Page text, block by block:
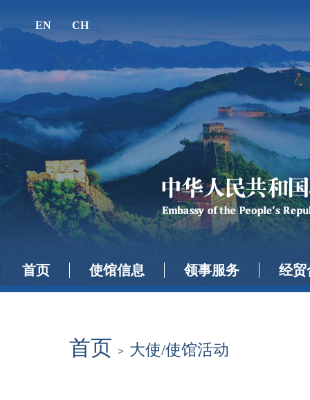
EN CH
首页 使馆信息 领事服务 经贸
首页 > 大使/使馆活动